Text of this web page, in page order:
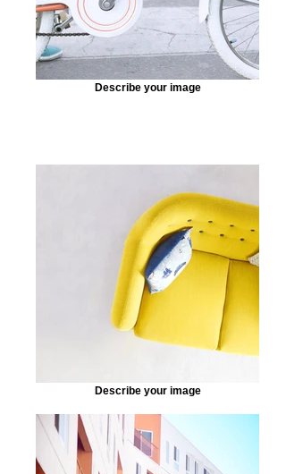
Describe your image
Describe your image